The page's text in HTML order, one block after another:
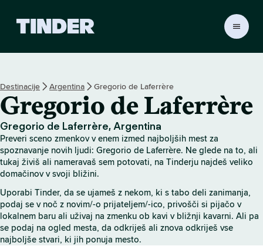
r
:
D
o
m
o
v
Destinacije Argentina Gregorio de Laferrère
Gregorio de Laferrère
Gregorio de Laferrère, Argentina
Preveri sceno zmenkov v enem izmed najboljših mest za
spoznavanje novih ljudi: Gregorio de Laferrère. Ne glede na to, ali
tukaj živiš ali nameravaš sem potovati, na Tinderju najdeš veliko
domačinov v svoji bližini.
Uporabi Tinder, da se ujameš z nekom, ki s tabo deli zanimanja,
podaj se v noč z novim/-o prijateljem/-ico, privošči si pijačo v
lokalnem baru ali uživaj na zmenku ob kavi v bližnji kavarni. Ali pa
se podaj na ogled mesta, da odkriješ ali znova odkriješ vse
najboljše stvari, ki jih ponuja mesto.